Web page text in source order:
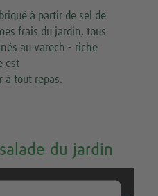
à partir de sel de
frais du jardin, tous
au varech - riche
est
à tout repas.
du jardin